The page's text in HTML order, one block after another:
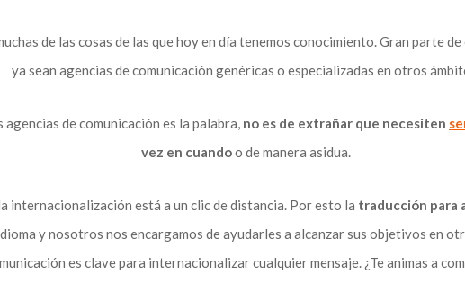
de las cosas de las que hoy en día tenemos conocimiento. Gran parte
ya sean agencias de comunicación genéricas o especializadas en otros
de comunicación es la palabra, no es de extrañar que necesiten
vez en cuandoo de manera asidua.
internacionalización está a un clic de distancia. Por esto la traducción para
y nosotros nos encargamos de ayudarles a alcanzar sus objetivos en
es clave para internacionalizar cualquier mensaje. ¿Te animas a